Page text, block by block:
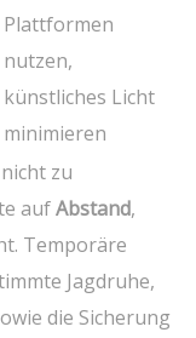
Plattformen
nutzen,
künstliches Licht
minimieren
zu
aufAbstand,
Temporäre
Jagdruhe,
die Sicherung